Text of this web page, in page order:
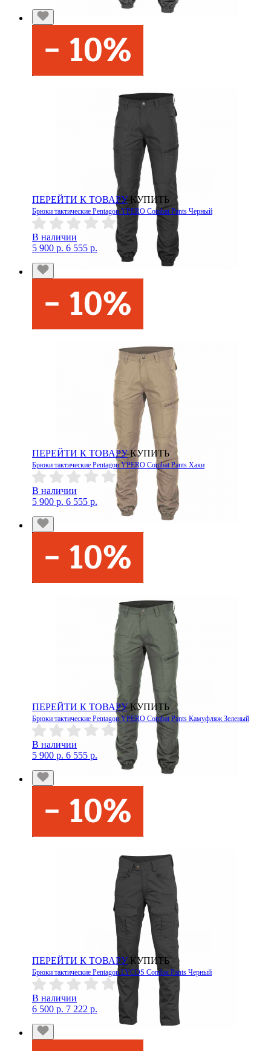
ПЕРЕЙТИ К ТОВАРУ КУПИТЬ
Брюки тактические Pentagon YPERO Combat Pants Черный
В наличии
5 900 р. 6 555 р.
ПЕРЕЙТИ К ТОВАРУ КУПИТЬ
Брюки тактические Pentagon YPERO Combat Pants Хаки
В наличии
5 900 р. 6 555 р.
ПЕРЕЙТИ К ТОВАРУ КУПИТЬ
Брюки тактические Pentagon YPERO Combat Pants Камуфляж Зеленый
В наличии
5 900 р. 6 555 р.
ПЕРЕЙТИ К ТОВАРУ КУПИТЬ
Брюки тактические Pentagon LYCOS Combat Pants Черный
В наличии
6 500 р. 7 222 р.